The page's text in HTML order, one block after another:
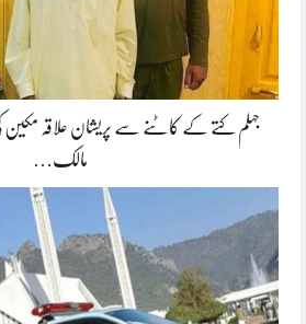
جہلم کتے کے کاٹنے سے پریشان علاقہ
مالک…